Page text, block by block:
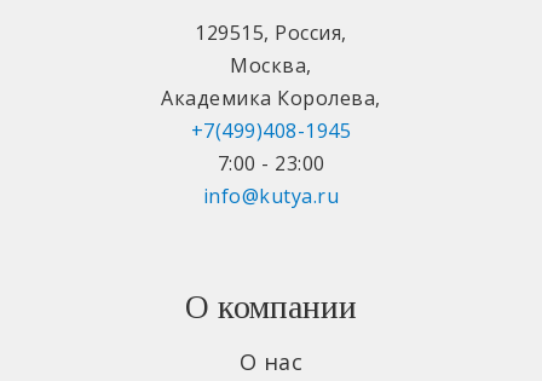
129515, Россия,
Москва,
Академика Королева,
+7(499)408-1945
7:00 - 23:00
info@kutya.ru
О компании
О нас